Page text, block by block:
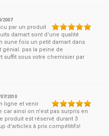
2007
par un produit
damart sont d'une qualité
sune fois un petit damart dans
pas la peine de
suffit sous votre chemisier par
2010
ligne et venir
ainsi on n'est pas surpris en
produit est réservé durant 3
d'articles à prix compétitifs!